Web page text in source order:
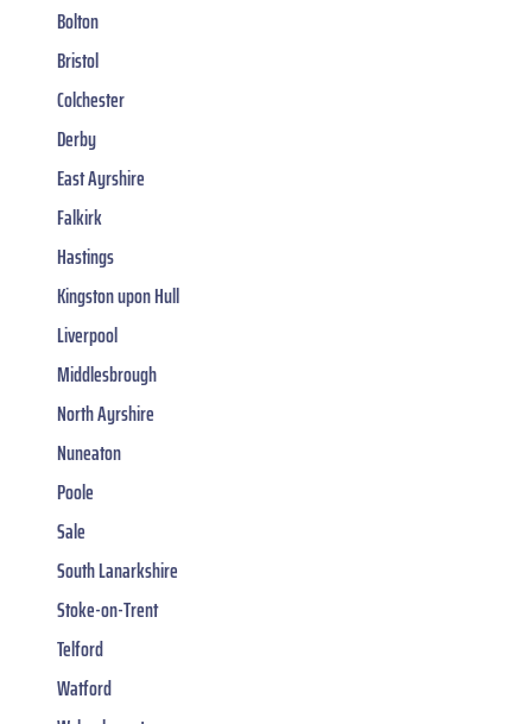
Bolton
Bristol
Colchester
Derby
East Ayrshire
Falkirk
Hastings
Kingston upon Hull
Liverpool
Middlesbrough
North Ayrshire
Nuneaton
Poole
Sale
South Lanarkshire
Stoke-on-Trent
Telford
Watford